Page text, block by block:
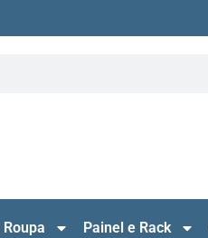
Painel e Rack